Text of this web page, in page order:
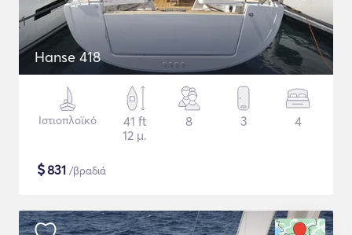
Hanse 418
Ιστιοπλοϊκό
41 ft
12 μ.
8 3 4
$831 /βραδιά